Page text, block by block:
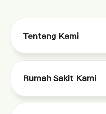
Tentang Kami
Rumah Sakit Kami